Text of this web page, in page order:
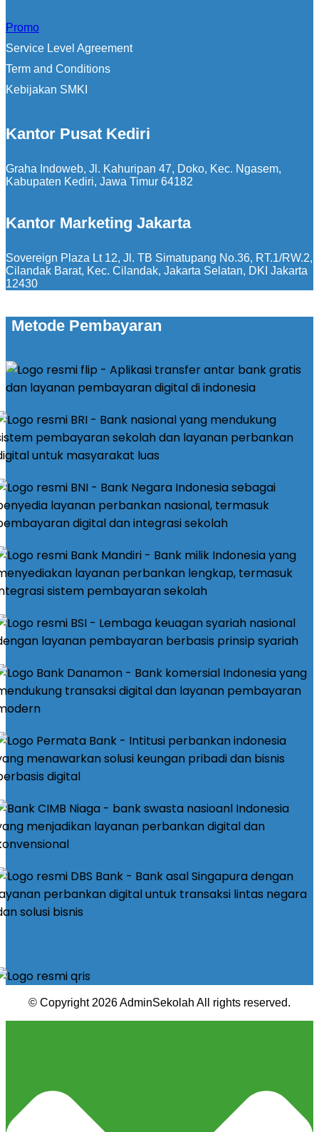
Promo
Service Level Agreement
Term and Conditions
Kebijakan SMKI
Kantor Pusat Kediri
Graha Indoweb, Jl. Kahuripan 47, Doko, Kec. Ngasem,
Kabupaten Kediri, Jawa Timur 64182
Kantor Marketing Jakarta
Sovereign Plaza Lt 12, Jl. TB Simatupang No.36, RT.1/RW.2,
Cilandak Barat, Kec. Cilandak, Jakarta Selatan, DKI Jakarta
12430
Metode Pembayaran
© Copyright 2026 AdminSekolah All rights reserved.